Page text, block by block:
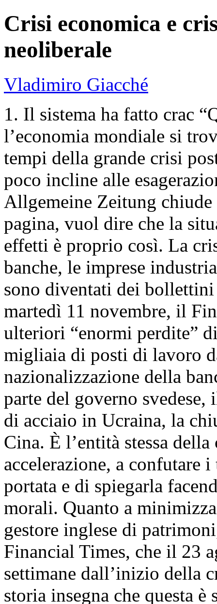
Crisi economica e
neoliberale
Vladimiro Giacché
1. Il sistema ha fatto crac
l’economia mondiale si
tempi della grande crisi
poco incline alle
Allgemeine Zeitung
pagina, vuol dire che la
effetti è proprio così. La
banche, le imprese
sono diventati dei
martedì 11 novembre, il
ulteriori “enormi perdite”
migliaia di posti di lavoro
nazionalizzazione della
parte del governo
di acciaio in Ucraina, la
Cina. È l’entità stessa
accelerazione, a confutare
portata e di spiegarla
morali. Quanto a
gestore inglese di
Financial Times, che il 23
settimane dall’inizio della
storia insegna che questa